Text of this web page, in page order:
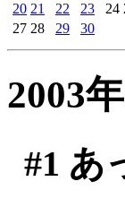
20 21 22 23 24
27 28 29 30
2003
#1 あ